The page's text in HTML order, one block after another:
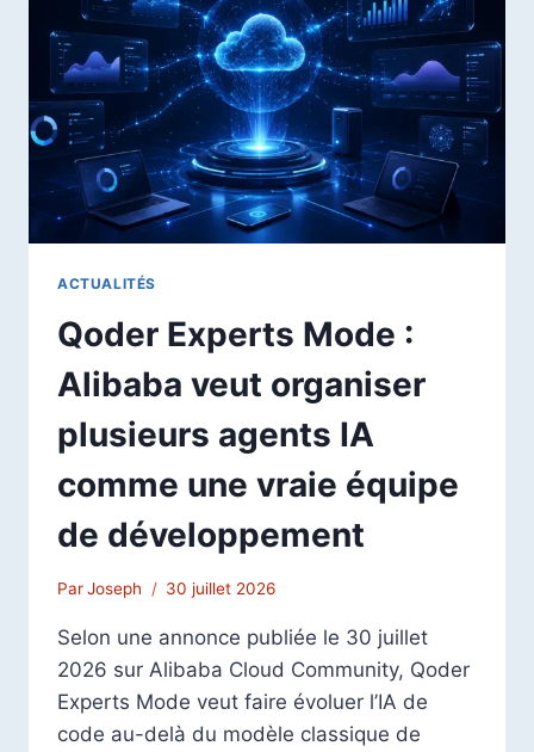
ORGANISATIONS
:
L’ALERTE
CYBERSÉCURITÉ
QUI
MET
ANTHROPIC
SOUS
PRESSION
ACTUALITÉS
Qoder Experts Mode :
Alibaba veut organiser
plusieurs agents IA
comme une vraie équipe
de développement
ParJoseph 30 juillet 2026
Selon une annonce publiée le 30 juillet
2026 sur Alibaba Cloud Community, Qoder
Experts Mode veut faire évoluer l’IA de
code au-delà du modèle classique de